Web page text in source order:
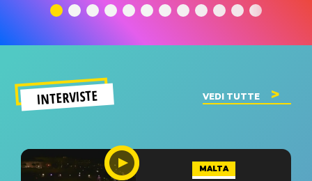
significato
del singolo
INTERVISTE VEDI TUTTE
MALTA